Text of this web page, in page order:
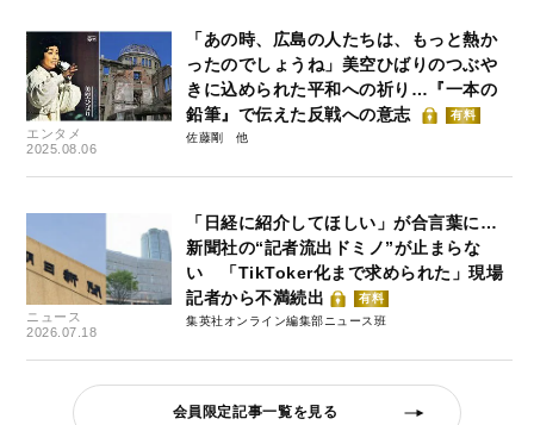
エンタメ
2025.08.06
「あの時、広島の人たちは、もっと熱か
ったのでしょうね」美空ひばりのつぶや
きに込められた平和への祈り…『一本の
鉛筆』で伝えた反戦への意志
有料
佐藤剛
ニュース
2026.07.18
「日経に紹介してほしい」が合言葉に…
新聞社の“記者流出ドミノ”が止まらな
い 「TikToker化まで求められた」現場
記者から不満続出
有料
集英社オンライン編集部ニュース班
会員限定記事一覧を見る